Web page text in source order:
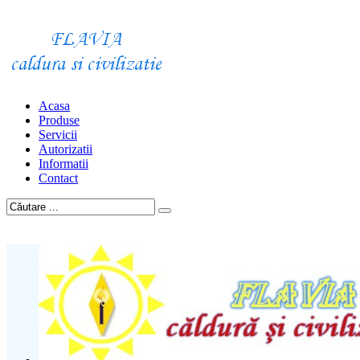
Acasa
Produse
Servicii
Autorizatii
Informatii
Contact